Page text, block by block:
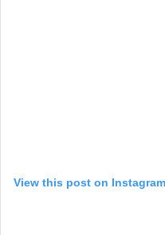
View this post on Instagram